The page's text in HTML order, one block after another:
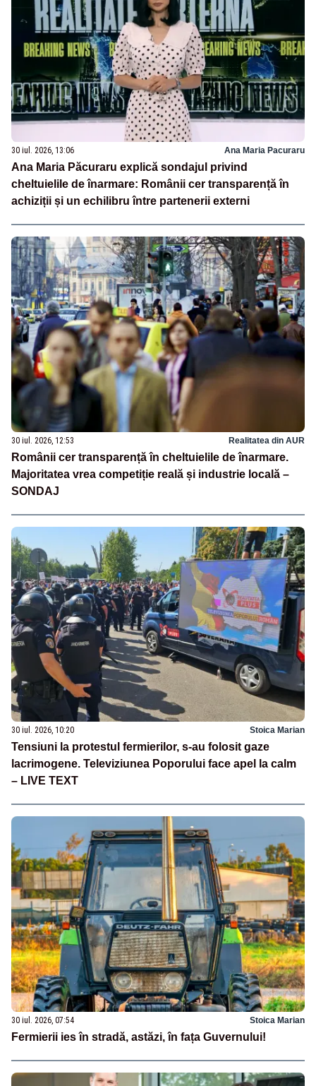
30 iul. 2026, 13:06 Ana Maria Pacuraru
Ana Maria Păcuraru explică sondajul privind
cheltuielile de înarmare: Românii cer transparență în
achiziții și un echilibru între partenerii externi
30 iul. 2026, 12:53 Realitatea din AUR
Românii cer transparență în cheltuielile de înarmare.
Majoritatea vrea competiție reală și industrie locală –
SONDAJ
30 iul. 2026, 10:20 Stoica Marian
Tensiuni la protestul fermierilor, s-au folosit gaze
lacrimogene. Televiziunea Poporului face apel la calm
– LIVE TEXT
30 iul. 2026, 07:54 Stoica Marian
Fermierii ies în stradă, astăzi, în fața Guvernului!